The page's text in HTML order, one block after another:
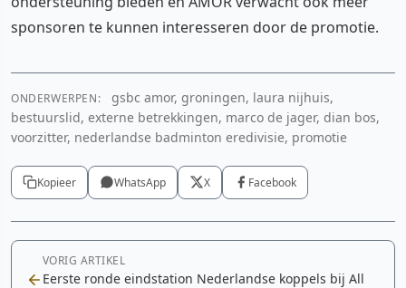
sponsoren te kunnen interesseren door de promotie.
ONDERWERPEN:
gsbc amor, groningen, laura nijhuis,
bestuurslid, externe betrekkingen, marco de jager, dian bos,
voorzitter, nederlandse badminton eredivisie, promotie
Kopieer WhatsApp X Facebook
VORIG ARTIKEL
Eerste ronde eindstation Nederlandse koppels bij All